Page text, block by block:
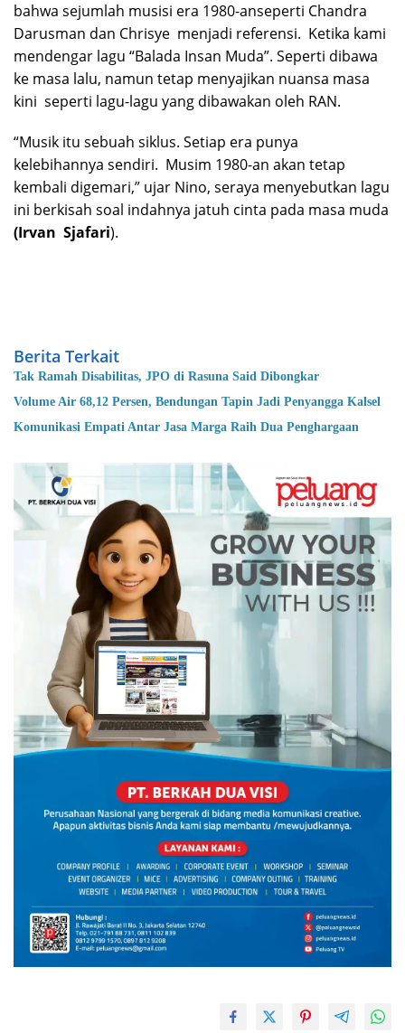
bahwa sejumlah musisi era 1980-anseperti Chandra
Darusman dan Chrisye menjadi referensi. Ketika kami
mendengar lagu “Balada Insan Muda”. Seperti dibawa
ke masa lalu, namun tetap menyajikan nuansa masa
kini seperti lagu-lagu yang dibawakan oleh RAN.
“Musik itu sebuah siklus. Setiap era punya
kelebihannya sendiri. Musim 1980-an akan tetap
kembali digemari,” ujar Nino, seraya menyebutkan lagu
ini berkisah soal indahnya jatuh cinta pada masa muda
(Irvan Sjafari).
Berita Terkait
Tak Ramah Disabilitas, JPO di Rasuna Said Dibongkar
Volume Air 68,12 Persen, Bendungan Tapin Jadi Penyangga Kalsel
Komunikasi Empati Antar Jasa Marga Raih Dua Penghargaan